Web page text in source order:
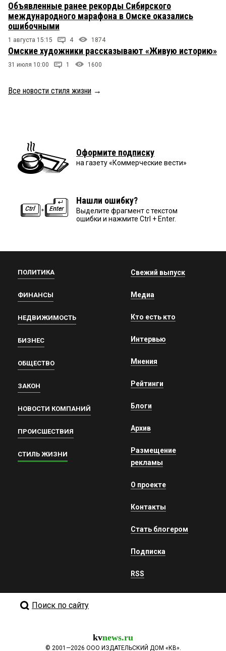
Объявленные ранее рекорды Сибирского
международного марафона в Омске оказались
ошибочными
1 августа 15:15 4 1874
Омские художники рассказывают «Живую историю»
31 июля 10:00 1 1600
Все новости стиля жизни →
Оформите подписку
на газету «Коммерческие вести»
Нашли ошибку?
Выделите фрагмент с текстом
ошибки и нажмите Ctrl + Enter.
ПОЛИТИКА
ФИНАНСЫ
НЕДВИЖИМОСТЬ
БИЗНЕС
ОБЩЕСТВО
ЗАКОН
НОВОСТИ КОМПАНИЙ
ПРОИСШЕСТВИЯ
СТИЛЬ ЖИЗНИ
Свежий выпуск
Медиа
Кто есть кто
Интервью
Мнения
Рейтинги
Блоги
Архив
Размещение
рекламы
О проекте
Контакты
Стать блогером
Подписка
RSS
Поиск по сайту
kvnews.ru
© 2001—2026 ООО ИЗДАТЕЛЬСКИЙ ДОМ «КВ».